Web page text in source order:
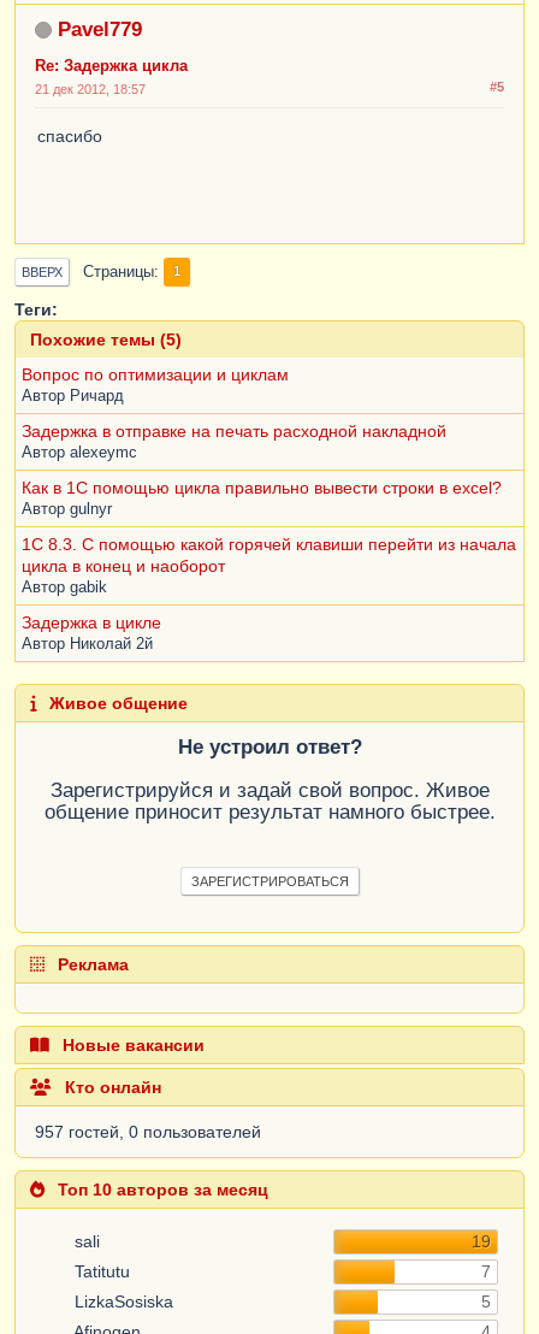
Pavel779
Re: Задержка цикла
#5
21 дек 2012, 18:57
спасибо
ВВЕРХ Страницы 1
Теги:
Похожие темы (5)
Вопрос по оптимизации и циклам
Автор Ричард
Задержка в отправке на печать расходной накладной
Автор alexeymc
Как в 1С помощью цикла правильно вывести строки в excel?
Автор gulnyr
1С 8.3. С помощью какой горячей клавиши перейти из начала
цикла в конец и наоборот
Автор gabik
Задержка в цикле
Автор Николай 2й
Живое общение
Не устроил ответ?
Зарегистрируйся и задай свой вопрос. Живое
общение приносит результат намного быстрее.
ЗАРЕГИСТРИРОВАТЬСЯ
Реклама
Новые вакансии
Кто онлайн
957 гостей, 0 пользователей
Топ 10 авторов за месяц
sali
19
Tatitutu
7
LizkaSosiska
5